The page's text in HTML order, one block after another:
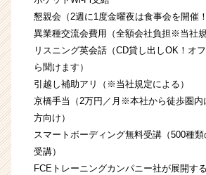
懇親会（2週に1度金曜夜は食事会を開催
異業種交流会費用（全額会社負担※当社規
リスニング英会話（CD貸し出しOK！オ
ら聞けます）
引越し補助アリ（※当社規定による）
京橋手当（2万円／月※本社から徒歩圏内
方向け）
スマートボーディング無料受講（500種
受講）
FCEトレーニングカンパニー社が展開す